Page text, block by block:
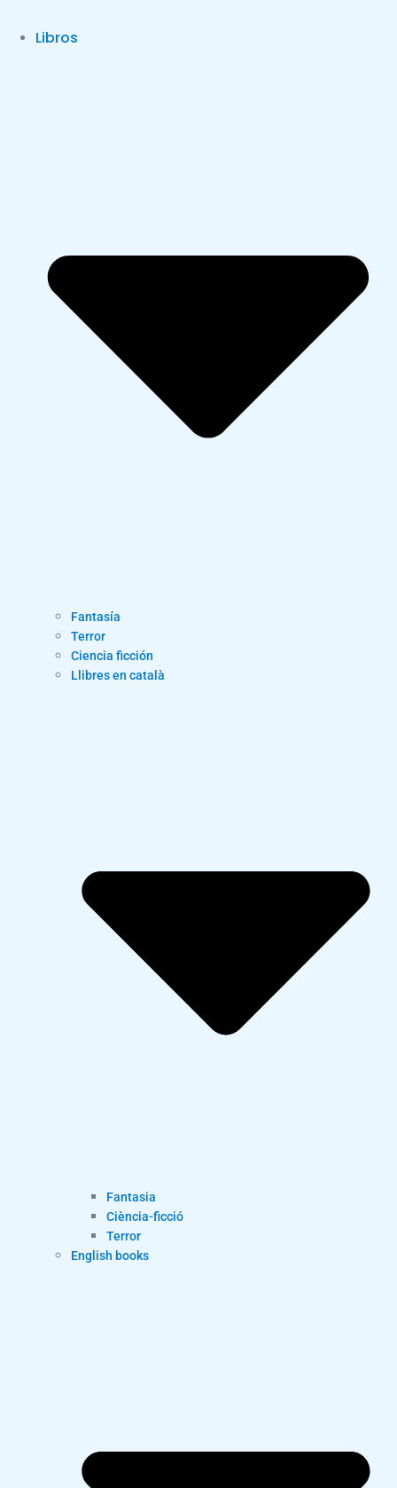
Libros
Fantasía
Terror
Ciencia ficción
Llibres en català
Fantasia
Ciència-ficció
Terror
English books